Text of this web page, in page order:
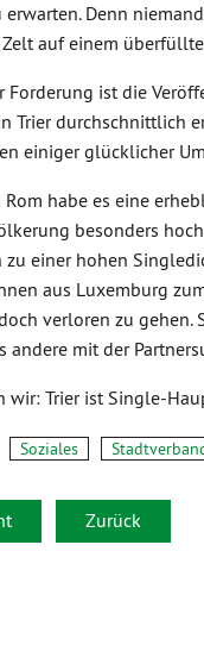
erwarten. Denn
auf einem
Forderung ist die
Trier durchschnittlich
einiger glücklicher
Rom habe es eine
besonders
zu einer hohen
aus Luxemburg
verloren zu
andere mit der
wir: Trier ist Single-
Soziales
Zurück